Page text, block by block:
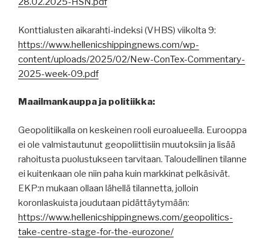
Konttialusten aikarahti-indeksi (VHBS) viikolta 9:
https://www.hellenicshippingnews.com/wp-
content/uploads/2025/02/New-ConTex-Commentary-
2025-week-09.pdf
Maailmankauppa ja politiikka:
Geopolitiikalla on keskeinen rooli euroalueella. Eurooppa
ei ole valmistautunut geopoliittisiin muutoksiin ja lisää
rahoitusta puolustukseen tarvitaan. Taloudellinen tilanne
ei kuitenkaan ole niin paha kuin markkinat pelkäsivät.
EKP:n mukaan ollaan lähellä tilannetta, jolloin
koronlaskuista joudutaan pidättäytymään:
https://www.hellenicshippingnews.com/geopolitics-
take-centre-stage-for-the-eurozone/